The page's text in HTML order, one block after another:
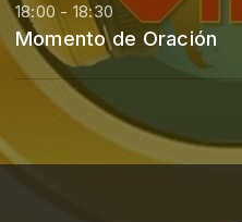
18:00 - 18:30
Momento de Oración